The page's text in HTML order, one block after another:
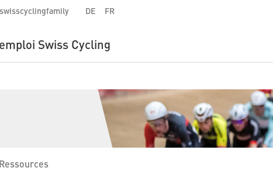
DE FR
Swiss Cycling
Ressources